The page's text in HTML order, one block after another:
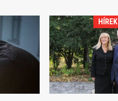
HÍREK